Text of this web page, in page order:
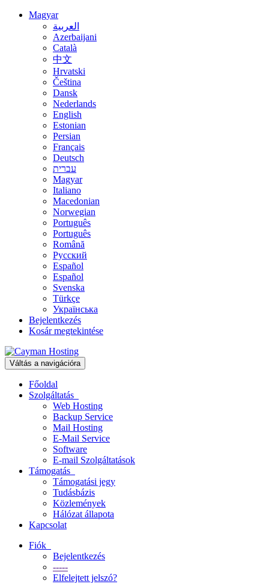
Magyar
العربية
Azerbaijani
Català
中文
Hrvatski
Čeština
Dansk
Nederlands
English
Estonian
Persian
Français
Deutsch
עברית
Magyar
Italiano
Macedonian
Norwegian
Português
Português
Română
Русский
Español
Español
Svenska
Türkçe
Українська
Bejelentkezés
Kosár megtekintése
Váltás a navigációra
Főoldal
Szolgáltatás
Web Hosting
Backup Service
Mail Hosting
E-Mail Service
Software
E-mail Szolgáltatások
Támogatás
Támogatási jegy
Tudásbázis
Közlemények
Hálózat állapota
Kapcsolat
Fiók
Bejelentkezés
-----
Elfelejtett jelszó?